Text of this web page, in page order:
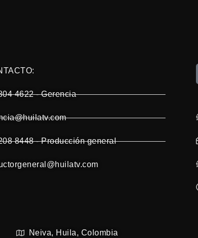
4622 - Gerencia
8448 - Producción general
Neiva, Huila, Colombia